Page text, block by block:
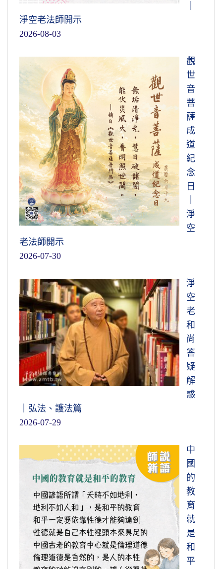
淨空老法師開示
2026-08-03
觀
世
音
菩
薩
成
道
紀
念
日
淨
空
老法師開示
2026-07-30
淨
空
老
和
尚
答
疑
解
惑
｜弘法、護法篇
2026-07-29
中
國
的
教
育
就
是
和
平